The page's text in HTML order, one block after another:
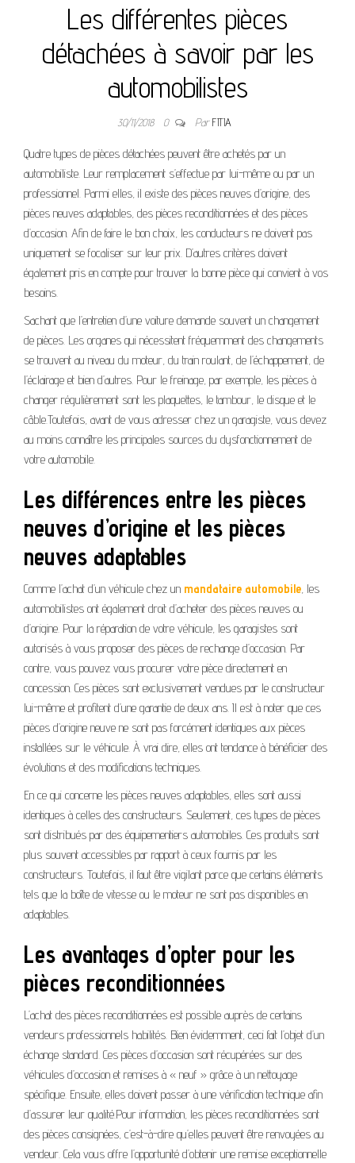
Les différentes pièces
détachées à savoir par les
automobilistes
30/11/2018 0 ParFITIA
Quatre types de pièces détachées peuvent être achetés par un
automobiliste. Leur remplacement s’effectue par lui-même ou par un
professionnel. Parmi elles, il existe des pièces neuves d’origine, des
pièces neuves adaptables, des pièces reconditionnées et des pièces
d’occasion. Afin de faire le bon choix, les conducteurs ne doivent pas
uniquement se focaliser sur leur prix. D’autres critères doivent
également pris en compte pour trouver la bonne pièce qui convient à vos
besoins.
Sachant que l’entretien d’une voiture demande souvent un changement
de pièces. Les organes qui nécessitent fréquemment des changements
se trouvent au niveau du moteur, du train roulant, de l’échappement, de
l’éclairage et bien d’autres. Pour le freinage, par exemple, les pièces à
changer régulièrement sont les plaquettes, le tambour, le disque et le
câble.Toutefois, avant de vous adresser chez un garagiste, vous devez
au moins connaître les principales sources du dysfonctionnement de
votre automobile.
Les différences entre les pièces
neuves d’origine et les pièces
neuves adaptables
Comme l’achat d’un véhicule chez un mandataire automobile, les
automobilistes ont également droit d’acheter des pièces neuves ou
d’origine. Pour la réparation de votre véhicule, les garagistes sont
autorisés à vous proposer des pièces de rechange d’occasion. Par
contre, vous pouvez vous procurer votre pièce directement en
concession. Ces pièces sont exclusivement vendues par le constructeur
lui-même et profitent d’une garantie de deux ans. Il est à noter que ces
pièces d’origine neuve ne sont pas forcément identiques aux pièces
installées sur le véhicule. À vrai dire, elles ont tendance à bénéficier des
évolutions et des modifications techniques.
En ce qui concerne les pièces neuves adaptables, elles sont aussi
identiques à celles des constructeurs. Seulement, ces types de pièces
sont distribués par des équipementiers automobiles. Ces produits sont
plus souvent accessibles par rapport à ceux fournis par les
constructeurs. Toutefois, il faut être vigilant parce que certains éléments
tels que la boîte de vitesse ou le moteur ne sont pas disponibles en
adaptables.
Les avantages d’opter pour les
pièces reconditionnées
L’achat des pièces reconditionnées est possible auprès de certains
vendeurs professionnels habilités. Bien évidemment, ceci fait l’objet d’un
échange standard. Ces pièces d’occasion sont récupérées sur des
véhicules d’occasion et remises à « neuf » grâce à un nettoyage
spécifique. Ensuite, elles doivent passer à une vérification technique afin
d’assurer leur qualité.Pour information, les pièces reconditionnées sont
des pièces consignées, c’est-à-dire qu’elles peuvent être renvoyées au
vendeur. Cela vous offre l’opportunité d’obtenir une remise exceptionnelle